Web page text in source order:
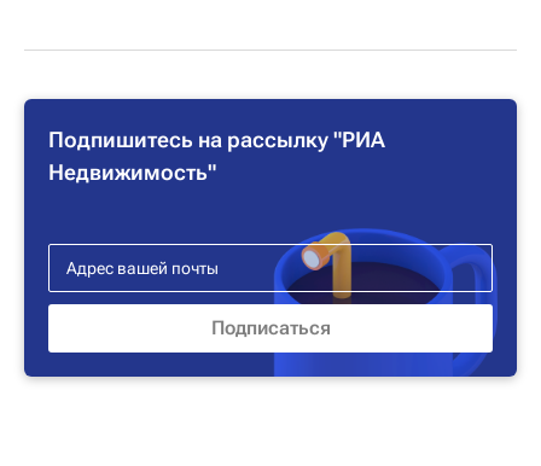
Подпишитесь на рассылку "РИА
Недвижимость"